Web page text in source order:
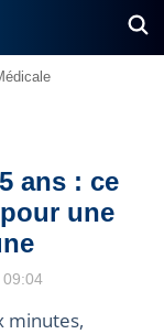
ans : ce
une
09:04
minutes,